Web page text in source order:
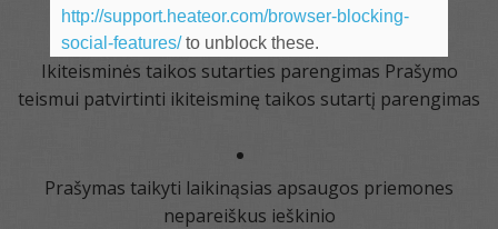
Ikiteisminės taikos sutarties parengimas Prašymo
teismui patvirtinti ikiteisminę taikos sutartį parengimas
Prašymas taikyti laikinąsias apsaugos priemones
nepareiškus ieškinio
http://support.heateor.com/browser-blocking-
social-features/to unblock these.